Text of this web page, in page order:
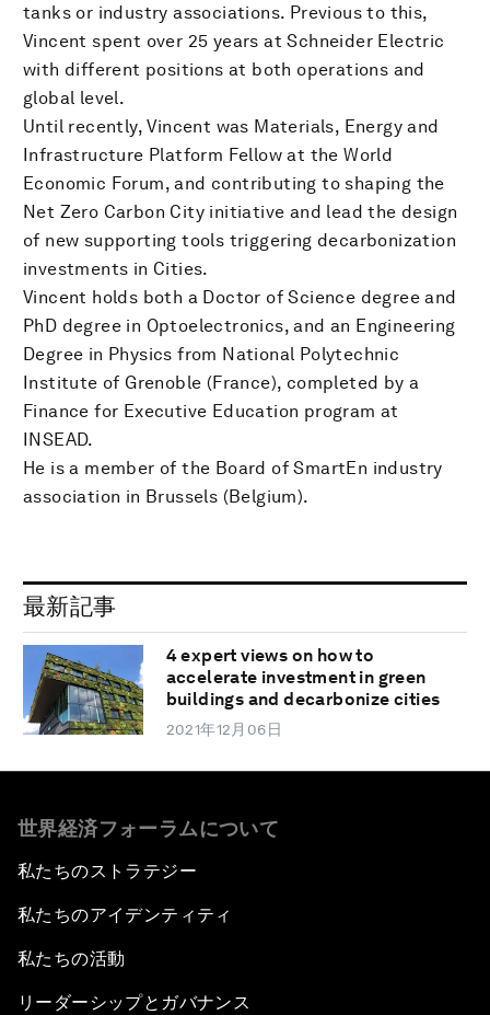
tanks or industry associations. Previous to this,
Vincent spent over 25 years at Schneider Electric
with different positions at both operations and
global level.
Until recently, Vincent was Materials, Energy and
Infrastructure Platform Fellow at the World
Economic Forum, and contributing to shaping the
Net Zero Carbon City initiative and lead the design
of new supporting tools triggering decarbonization
investments in Cities.
Vincent holds both a Doctor of Science degree and
PhD degree in Optoelectronics, and an Engineering
Degree in Physics from National Polytechnic
Institute of Grenoble (France), completed by a
Finance for Executive Education program at
INSEAD.
He is a member of the Board of SmartEn industry
association in Brussels (Belgium).
最新記事
4 expert views on how to
accelerate investment in green
buildings and decarbonize cities
2021年12月06日
世界経済フォーラムについて
私たちのストラテジー
私たちのアイデンティティ
私たちの活動
リーダーシップとガバナンス